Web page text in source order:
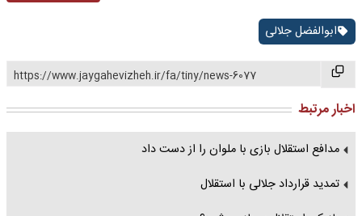
ابوالفضل جلالی
https://www.jaygahevizheh.ir/fa/tiny/news-6077
اخبار مرتبط
مدافع استقلال بازی با ملوان را از دست داد
تمدید قرارداد جلالی با استقلال